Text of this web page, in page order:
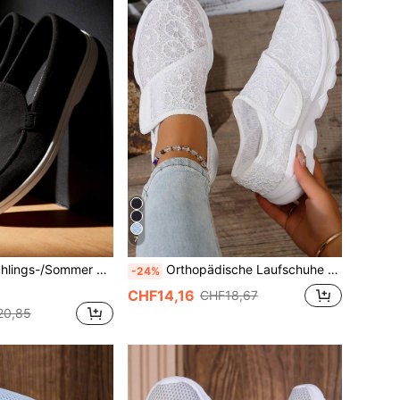
Flache Schuhe, klassischer luxuriöser vielseitiger Stil, Campus Schwarze Trainingsschuhe
7
-24% Orthopädische Laufschuhe für Damen mit breiten Füßen & geschwollenen Füßen - verstellbare Riemen weiße Schuhe für Damen Trainer (speziell für breite Füße)
CHF14,16 CHF18,67